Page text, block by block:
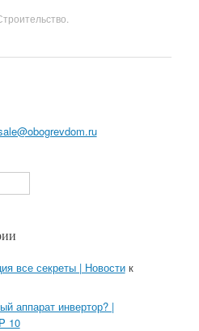
все секреты | Новостик
аппарат инвертор? |
10